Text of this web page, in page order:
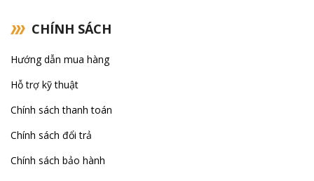
CHÍNH SÁCH
Hướng dẫn mua hàng
Hỗ trợ kỹ thuật
Chính sách thanh toán
Chính sách đổi trả
Chính sách bảo hành